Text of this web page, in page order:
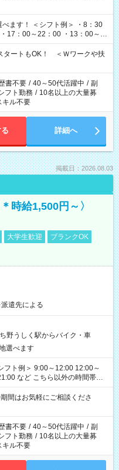
17：00～22：00 ・13：00～
ど
タートもOK！ ＜Ｗワークや扶
書不要 / 40～50代活躍中 / 副
フト勤務 / 10名以上の大量募
キル不要
詳細へ
掲載日：2026.08.03
時給1,500円～〉
大学生歓迎
ブランクOK
遣先による
野うしく駅からバイク・車
選べます
外の時間帯も
はお気軽にご相談くださ
書不要 / 40～50代活躍中 / 副
フト勤務 / 10名以上の大量募
キル不要